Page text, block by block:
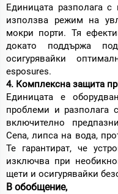
Единицата разполага с
използва режим на
мокри порти. Тя
докато поддържа
осигурявайки
esposures.
4. Комплексна защита
Единицата е
проблеми и разполага
включително
Cena, липса на вода,
Те гарантират, че
изключва при
щети и осигурявайки
В обобщение,